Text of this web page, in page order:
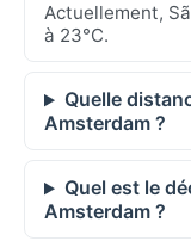
Actuellement,
à 23°C.
Quelle
Amsterdam ?
Quel est le
Amsterdam ?